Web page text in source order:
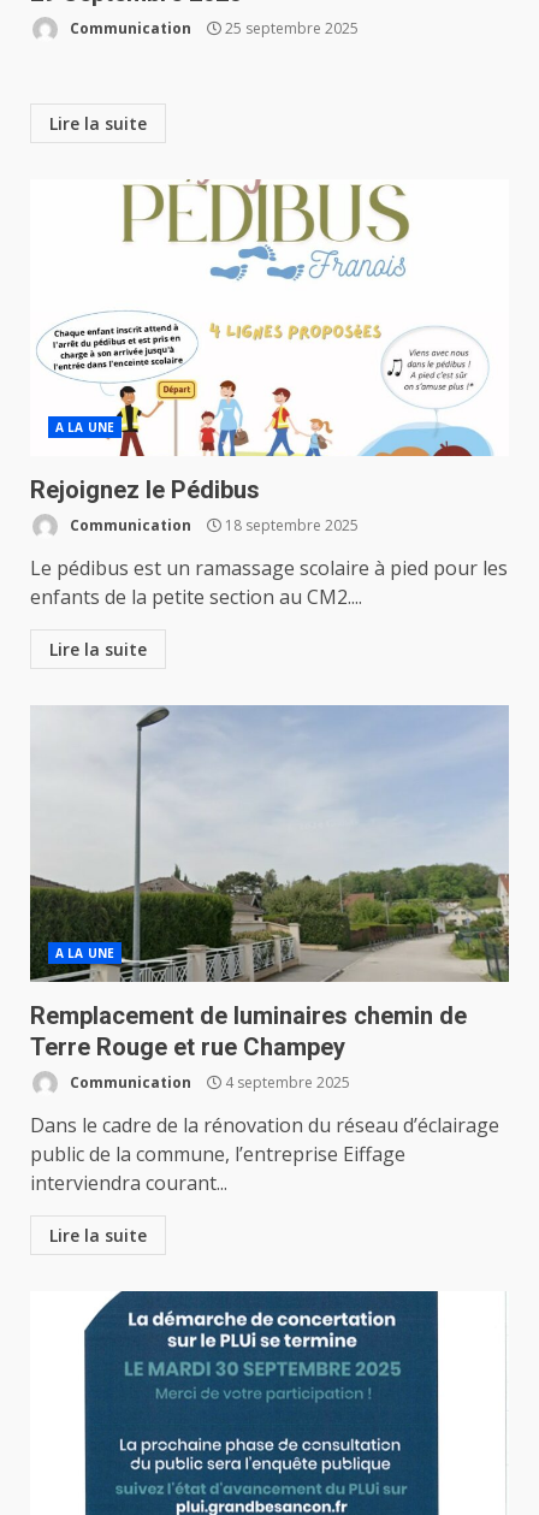
Communication 25 septembre 2025
Lire la suite
A LA UNE
Rejoignez le Pédibus
Communication 18 septembre 2025
Le pédibus est un ramassage scolaire à pied pour les
enfants de la petite section au CM2....
Lire la suite
A LA UNE
Remplacement de luminaires chemin de
Terre Rouge et rue Champey
Communication 4 septembre 2025
Dans le cadre de la rénovation du réseau d’éclairage
public de la commune, l’entreprise Eiffage
interviendra courant...
Lire la suite